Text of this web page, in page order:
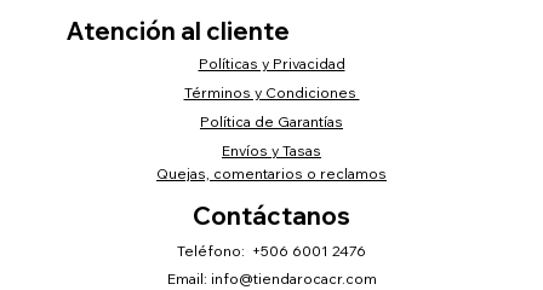
Atención al cliente
Políticas y Privacidad
Términos y Condiciones
Envíos y Tasas
Política de Garantías
Quejas, comentarios o reclamos
Contáctanos
Teléfono: +506 6001 2476
Email: info@tiendarocacr.com